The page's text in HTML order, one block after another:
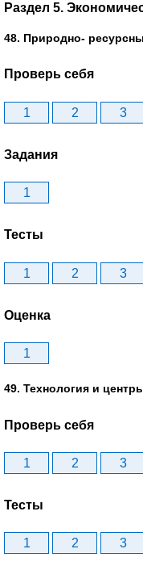
Раздел 5.
48. Природно-
Проверь себя
1 2 3
Задания
1
Тесты
1 2 3
Оценка
1
49. Технология и
Проверь себя
1 2 3
Тесты
1 2 3